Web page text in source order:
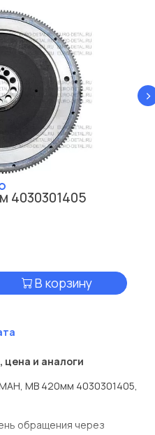
›
4030301405
В корзину
цена и аналоги
МАН, МВ 420мм 4030301405,
обращения через